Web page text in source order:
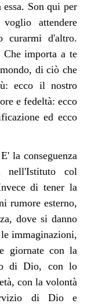
Son qui per
attendere
curarmi d'altro.
Che importa a te
di ciò che
ecco il nostro
e fedeltà: ecco
ed ecco
la conseguenza
nell'Istituto col
di tener la
rumore esterno,
dove si danno
immaginazioni,
giornate con la
di Dio, con lo
con la volontà
di Dio e